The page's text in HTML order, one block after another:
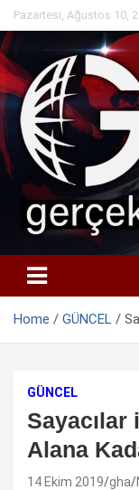
Skip
to
content
Pazartesi, Ağustos 10,
Home GÜNCEL
GÜNCEL
Sayacılar
Alana
14 Ekim 2019 gha